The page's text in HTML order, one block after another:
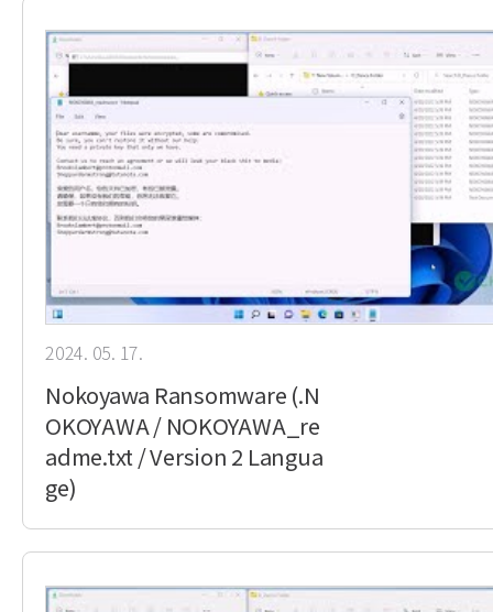
2024. 05. 17.
Nokoyawa Ransomware (.N
OKOYAWA / NOKOYAWA_re
adme.txt / Version 2 Langua
ge)